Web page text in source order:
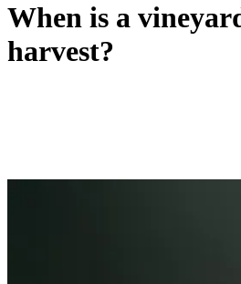
When is a
harvest?